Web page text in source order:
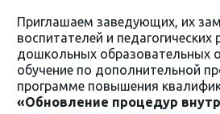
Приглашаем заведующих, их
воспитателей и педагогических
дошкольных образовательных
обучение по дополнительной
программе повышения
«Обновление процедур